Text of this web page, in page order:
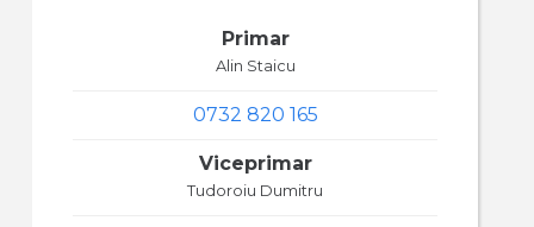
Primar
Alin Staicu
0732 820 165
Viceprimar
Tudoroiu Dumitru